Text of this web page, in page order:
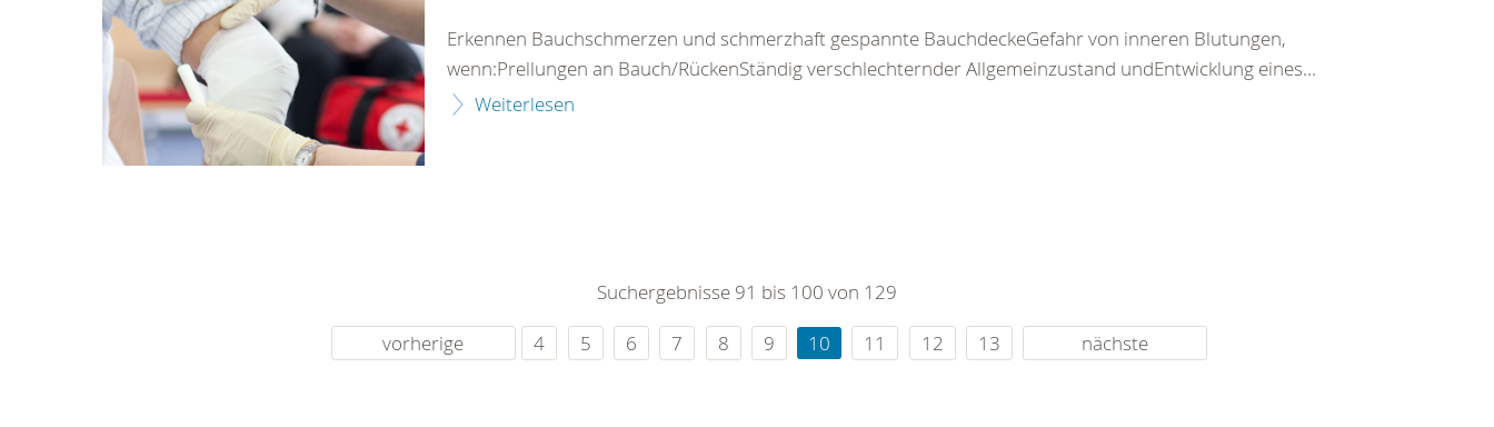
Erkennen Bauchschmerzen und schmerzhaft gespannte BauchdeckeGefahr von inneren Blutungen,
wenn:Prellungen an Bauch/RückenStändig verschlechternder Allgemeinzustand undEntwicklung eines...
Weiterlesen
Suchergebnisse 91 bis 100 von 129
vorherige
4 5 6 7 8 9 10 11 12 13 nächste